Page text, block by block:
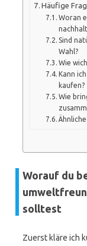
Häufige
Woran
Sind
Wahl?
Wie
Kann
kaufen?
Wie
Worauf du
solltest
Zuerst kläre ich